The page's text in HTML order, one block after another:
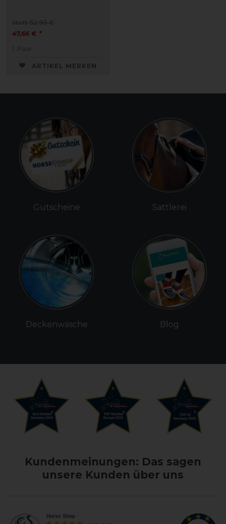
statt 52,95 €
47,66 € *
1 Paar
ARTIKEL MERKEN
Gutscheine
Deckenwäsche
Sattlerei
Blog
Kundenmeinungen: Das sagen
unsere Kunden über uns